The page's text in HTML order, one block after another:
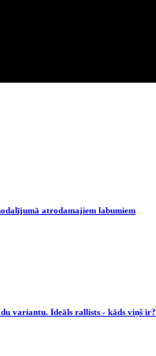
atrodamajiem labumiem
variantu. Ideāls rallists - kāds viņš ir?